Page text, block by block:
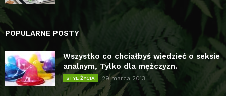
POPULARNE POSTY
Wszystko co chciałbyś wiedzieć o seksie
analnym, Tylko dla mężczyzn.
STYL ŻYCIA 29 marca 2013